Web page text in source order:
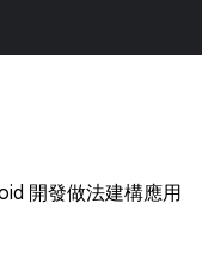
開發做法建構應用